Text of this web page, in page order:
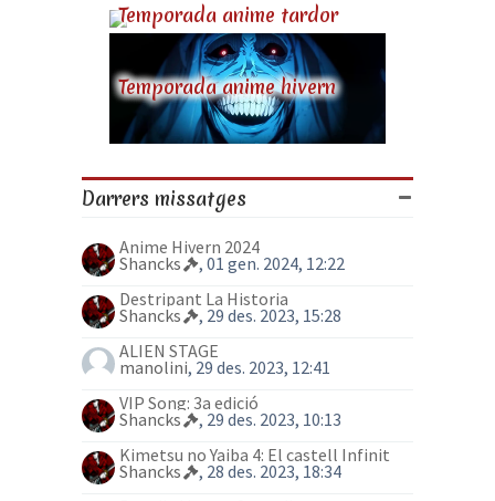
Temporada anime tardor
Temporada anime hivern
Darrers missatges
Anime Hivern 2024
Shancks
, 01 gen. 2024, 12:22
Destripant La Historia
Shancks
, 29 des. 2023, 15:28
ALIEN STAGE
manolini, 29 des. 2023, 12:41
VIP Song: 3a edició
Shancks
, 29 des. 2023, 10:13
Kimetsu no Yaiba 4: El castell Infinit
Shancks
, 28 des. 2023, 18:34